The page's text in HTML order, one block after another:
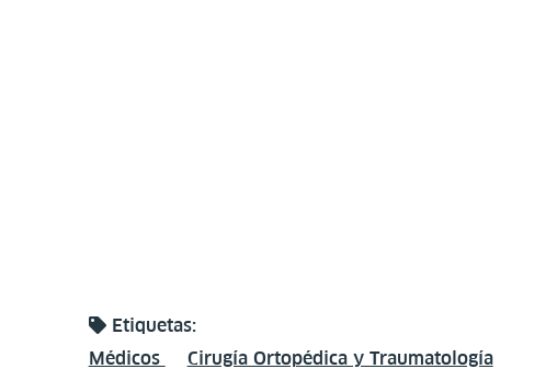
Etiquetas:
Médicos
Cirugía Ortopédica y Traumatología